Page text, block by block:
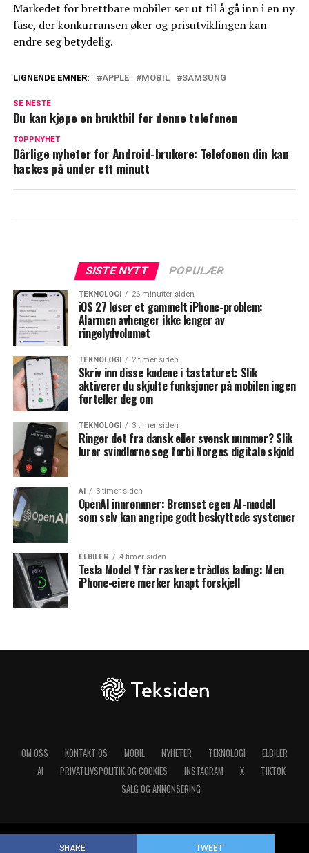
SHARE TWEET
Markedet for brettbare mobiler ser ut til å gå inn i en ny
fase, der konkurransen øker og prisutviklingen kan
endre seg betydelig.
LIGNENDE EMNER: APPLE MOBIL SAMSUNG
SE NESTE
Du kan kjøpe en bruktbil for denne telefonen
TOPPNYHET
Dårlige nyheter for Android-brukere: Telefonen din kan
hackes på under ett minutt
SISTE NYTT POPULÆR
TEKNOLOGI 26 minutter siden
iOS 27 løser et gammelt iPhone-problem:
Alarmen avhenger ikke lenger av
ringelydvolumet
TEKNOLOGI 2 timer siden
Skriv inn disse kodene i tastaturet: Slik
aktiverer du skjulte funksjoner på mobilen ingen
forteller deg om
TEKNOLOGI 3 timer siden
Ringer det fra dansk eller svensk nummer? Slik
lurer svindlerne seg forbi Norges digitale skjold
AI 3 timer siden
OpenAI innrømmer: Bremset egen AI-modell
som selv kan angripe godt beskyttede systemer
ELBILER 4 timer siden
Tesla Model Y får raskere trådløs lading: Men
iPhone-eiere merker knapt forskjell
OM OSS KONTAKT OS MOBIL NYHETER TEKNOLOGI
ELBILER
AI
PRIVATLIVSPOLITIK OG COOKIES INSTAGRAM X
TIKTOK
SALG OG ANNONSERING